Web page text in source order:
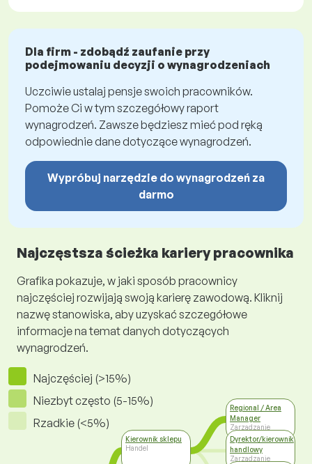
Dla firm - zdobądź zaufanie przy
podejmowaniu decyzji o wynagrodzeniach
Uczciwie ustalaj pensje swoich pracowników.
Pomoże Ci w tym szczegółowy raport
wynagrodzeń. Zawsze będziesz mieć pod ręką
odpowiednie dane dotyczące wynagrodzeń.
Wypróbuj narzędzie do wynagrodzeń za
darmo
Najczęstsza ścieżka kariery pracownika
Grafika pokazuje, w jaki sposób pracownicy
najczęściej rozwijają swoją karierę zawodową. Kliknij
nazwę stanowiska, aby uzyskać szczegółowe
informacje na temat danych dotyczących
wynagrodzeń.
Najczęściej (>15%)
Niezbyt często (5-15%)
Rzadkie (<5%)
Kierownik sklepu
Handel
Regional / Area
Manager
Zarządzanie
Dyrektor/kierownik
handlowy
Zarządzanie